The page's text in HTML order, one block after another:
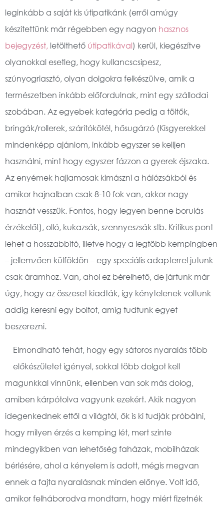
leginkább a saját kis útipatikánk (erről amúgy
készítettünk már régebben egy nagyon hasznos
bejegyzést, letölthető útipatikával) kerül, kiegészítve
olyanokkal esetleg, hogy kullancscsipesz,
szúnyogriasztó, olyan dolgokra felkészülve, amik a
természetben inkább előfordulnak, mint egy szállodai
szobában. Az egyebek kategória pedig a töltők,
bringák/rollerek, szárítókötél, hősugárzó (Kisgyerekkel
mindenképp ajánlom, inkább egyszer se kelljen
használni, mint hogy egyszer fázzon a gyerek éjszaka.
Az enyémek hajlamosak kimászni a hálózsákból és
amikor hajnalban csak 8-10 fok van, akkor nagy
hasznát vesszük. Fontos, hogy legyen benne borulás
érzékelő!), olló, kukazsák, szennyeszsák stb. Kritikus pont
lehet a hosszabbító, illetve hogy a legtöbb kempingben
– jellemzően külföldön – egy speciális adapterrel jutunk
csak áramhoz. Van, ahol ez bérelhető, de jártunk már
úgy, hogy az összeset kiadták, így kénytelenek voltunk
addig keresni egy boltot, amíg tudtunk egyet
beszerezni.
Elmondható tehát, hogy egy sátoros nyaralás több
előkészületet igényel, sokkal több dolgot kell
magunkkal vinnünk, ellenben van sok más dolog,
amiben kárpótolva vagyunk ezekért. Akik nagyon
idegenkednek ettől a világtól, ők is ki tudják próbálni,
hogy milyen érzés a kemping lét, mert szinte
mindegyikben van lehetőség faházak, mobilházak
bérlésére, ahol a kényelem is adott, mégis megvan
ennek a fajta nyaralásnak minden előnye. Volt idő,
amikor felháborodva mondtam, hogy miért fizetnék